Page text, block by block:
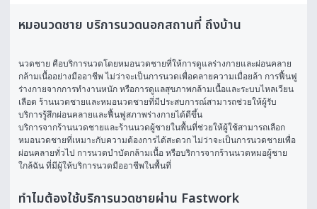
หมอนวดชาย บริการนวดนอกสถานที่ ถึงบ้าน
นวดชาย คือบริการนวดโดยหมอนวดชายที่ให้การดูแลร่างกายและผ่อนคลาย
กล้ามเนื้ออย่างมืออาชีพ ไม่ว่าจะเป็นการนวดเพื่อคลายความเมื่อยล้า การฟื้นฟู
ร่างกายจากการทำงานหนัก หรือการดูแลสุขภาพกล้ามเนื้อและระบบไหลเวียน
เลือด ร้านนวดชายและหมอนวดชายที่มีประสบการณ์สามารถช่วยให้ผู้รับ
บริการรู้สึกผ่อนคลายและฟื้นฟูสภาพร่างกายได้ดีขึ้น
บริการจากร้านนวดชายและร้านนวดผู้ชายในพื้นที่ช่วยให้ผู้ใช้สามารถเลือก
หมอนวดชายที่เหมาะกับความต้องการได้สะดวก ไม่ว่าจะเป็นการนวดชายเพื่อ
ผ่อนคลายทั่วไป การนวดบำบัดกล้ามเนื้อ หรือบริการจากร้านนวดหมอผู้ชาย
ใกล้ฉัน ที่มีผู้ให้บริการนวดมืออาชีพในพื้นที่
ทำไมต้องใช้บริการนวดชายผ่าน Fastwork